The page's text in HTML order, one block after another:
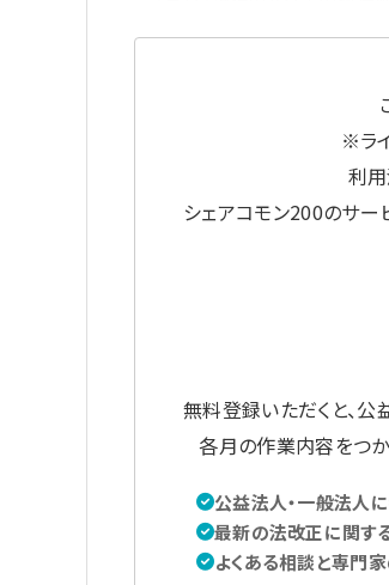
※ラ
利用
シェアコモン200のサー
無料登録いただくと、
各月の作業内容をつ
公益法人・一般法人
最新の法改正に関す
よくある相談と専門